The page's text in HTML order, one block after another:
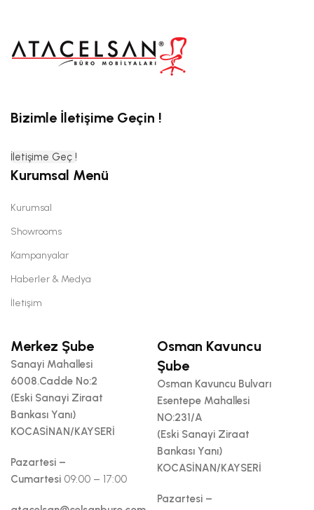
Bizimle İletişime Geçin !
İletişime Geç !
Kurumsal Menü
Kurumsal
Showrooms
Kampanyalar
Haberler & Medya
İletişim
Merkez Şube
Sanayi Mahallesi
6008.Cadde No:2
(Eski Sanayi Ziraat
Bankası Yanı)
KOCASİNAN/KAYSERİ
Pazartesi –
Cumartesi 09:00 – 17:00
Osman Kavuncu
Şube
Osman Kavuncu Bulvarı
Esentepe Mahallesi
NO:231/A
(Eski Sanayi Ziraat
Bankası Yanı)
KOCASİNAN/KAYSERİ
Pazartesi –